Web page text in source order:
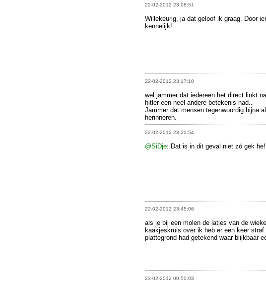
22-02-2012 23:08:51
Willekeurig, ja dat geloof ik graag. Door
kennelijk!
22-02-2012 23:17:10
wel jammer dat iedereen het direct linkt
hitler een heel andere betekenis had..
Jammer dat mensen tegenwoordig bijna
herinneren.
22-02-2012 23:20:54
@SiDje: Dat is in dit geval niet zó gek he!
22-02-2012 23:45:06
als je bij een molen de latjes van de
kaakjeskruis over ik heb er een keer
plattegrond had getekend waar blijkbaar
23-02-2012 00:50:03